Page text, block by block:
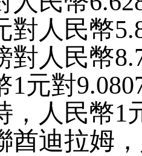
對人民幣5.
對人民幣8
1元對
，人民幣1
酋迪拉姆